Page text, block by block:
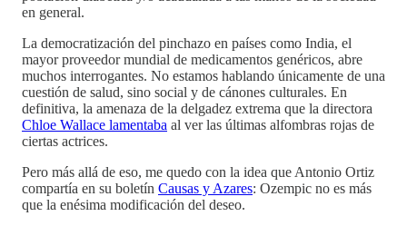
en general.
La democratización del pinchazo en países como India, el
mayor proveedor mundial de medicamentos genéricos, abre
muchos interrogantes. No estamos hablando únicamente de una
cuestión de salud, sino social y de cánones culturales. En
definitiva, la amenaza de la delgadez extrema que la directora
Chloe Wallace lamentaba al ver las últimas alfombras rojas de
ciertas actrices.
Pero más allá de eso, me quedo con la idea que Antonio Ortiz
compartía en su boletín Causas y Azares: Ozempic no es más
que la enésima modificación del deseo.